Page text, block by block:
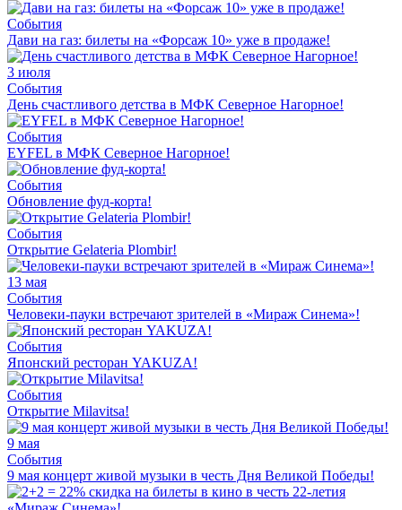
События
Дави на газ: билеты на «Форсаж 10» уже в продаже!
3 июля
События
День счастливого детства в МФК Северное Нагорное!
События
EYFEL в МФК Северное Нагорное!
События
Обновление фуд-корта!
События
Открытие Gelateria Plombir!
13 мая
События
Человеки-пауки встречают зрителей в «Мираж Синема»!
События
Японский ресторан YAKUZA!
События
Открытие Milavitsa!
9 мая
События
9 мая концерт живой музыки в честь Дня Великой Победы!